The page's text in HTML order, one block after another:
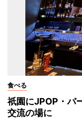
食べる
祇園にJPOP・バ
交流の場に